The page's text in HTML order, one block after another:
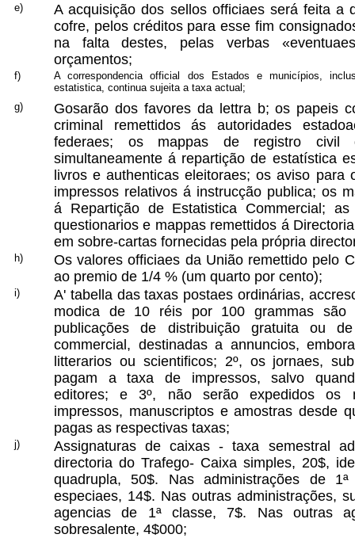
e)
A acquisição dos sellos officiaes será feita a
cofre, pelos créditos para esse fim
na falta destes, pelas verbas
orçamentos;
f)
A correspondencia official dos Estados e municípios,
estatistica, continua sujeita a taxa actual;
g)
Gosarão dos favores da lettra b; os papeis
criminal remettidos ás autoridades
federaes; os mappas de registro civil
simultaneamente á repartição de estatística
livros e authenticas eleitoraes; os aviso para
impressos relativos á instrucção publica; os
á Repartição de Estatistica Commercial;
questionarios e mappas remettidos á
em sobre-cartas fornecidas pela própria
h)
Os valores officiaes da União remettido pelo
ao premio de 1/4 % (um quarto por cento);
i)
A' tabella das taxas postaes ordinárias,
modica de 10 réis por 100 grammas são
publicações de distribuição gratuita ou
commercial, destinadas a annuncios,
litterarios ou scientificos; 2º, os jornaes,
pagam a taxa de impressos, salvo
editores; e 3º, não serão expedidos os
impressos, manuscriptos e amostras desde
pagas as respectivas taxas;
j)
Assignaturas de caixas - taxa semestral
directoria do Trafego- Caixa simples, 20$,
quadrupla, 50$. Nas administrações de
especiaes, 14$. Nas outras administrações,
agencias de 1ª classe, 7$. Nas outras
sobresalente, 4$000;